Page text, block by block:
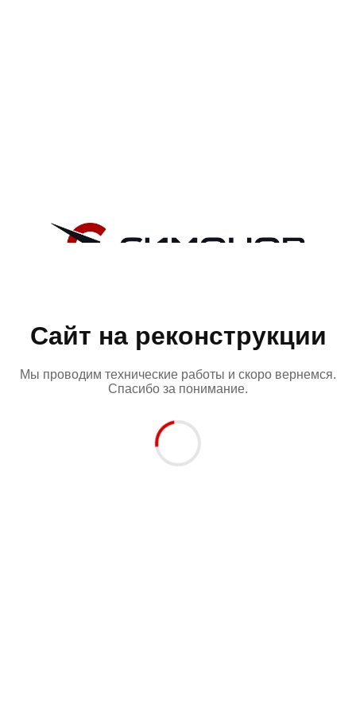
Сайт на реконструкции
Мы проводим технические работы и скоро вернемся.
Спасибо за понимание.